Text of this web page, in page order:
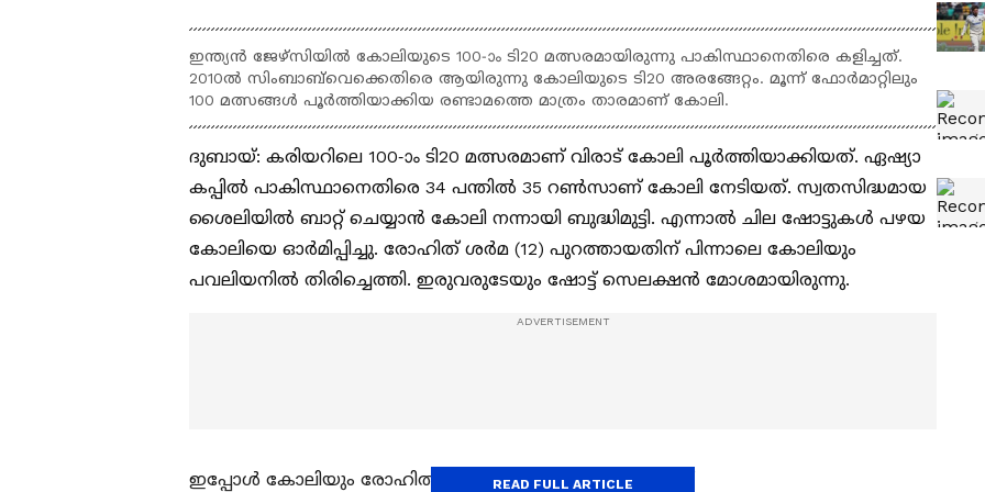
ഇന്ത്യന്‍ ജേഴ്‌സിയില്‍ കോലിയുടെ 100-ാം ടി20 മത്സരമായിരുന്നു പാകിസ്ഥാനെതിരെ കളിച്ചത്.
2010ല്‍ സിംബാബ്‌വെക്കെതിരെ ആയിരുന്നു കോലിയുടെ ടി20 അരങ്ങേറ്റം. മൂന്ന് ഫോര്‍മാറ്റിലും
100 മത്സങ്ങള്‍ പൂര്‍ത്തിയാക്കിയ രണ്ടാമത്തെ മാത്രം താരമാണ് കോലി.
ദുബായ്: കരിയറിലെ 100-ാം ടി20 മത്സരമാണ് വിരാട് കോലി പൂര്‍ത്തിയാക്കിയത്. ഏഷ്യാ
കപ്പില്‍ പാകിസ്ഥാനെതിരെ 34 പന്തില്‍ 35 റണ്‍സാണ് കോലി നേടിയത്. സ്വതസിദ്ധമായ
ശൈലിയില്‍ ബാറ്റ് ചെയ്യാന്‍ കോലി നന്നായി ബുദ്ധിമുട്ടി. എന്നാല്‍ ചില ഷോട്ടുകള്‍ പഴയ
കോലിയെ ഓര്‍മിപ്പിച്ചു. രോഹിത് ശര്‍മ (12) പുറത്തായതിന് പിന്നാലെ കോലിയും
പവലിയനില്‍ തിരിച്ചെത്തി. ഇരുവരുടേയും ഷോട്ട് സെലക്ഷന്‍ മോശമായിരുന്നു.
ഇപ്പോള്‍ കോലിയും രോഹിത്തും പുറത്തായ രീതി വിമര്‍ശിച്ച്
READ FULL ARTICLE